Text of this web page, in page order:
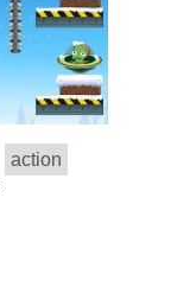
action